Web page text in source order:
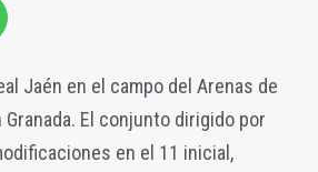
Jaén en el campo del Arenas de
El conjunto dirigido por
en el 11 inicial,